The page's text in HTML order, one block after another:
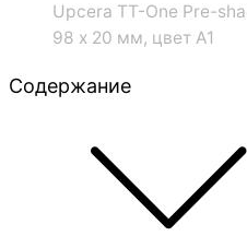
Upcera TT-One Pre-
98 x 20 мм, цвет A1
Содержание